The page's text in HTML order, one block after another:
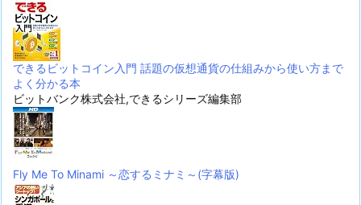
できるビットコイン入門 話題の仮想通貨の仕組みから使い方まで
よく分かる本
ビットバンク株式会社,できるシリーズ編集部
Fly Me To Minami ～恋するミナミ～(字幕版)